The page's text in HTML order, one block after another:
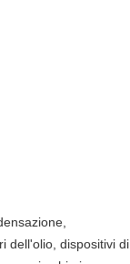
dell'olio, dispositivi di